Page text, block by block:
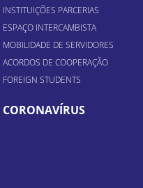
INSTITUIÇÕES PARCERIAS
ESPAÇO INTERCAMBISTA
MOBILIDADE DE SERVIDORES
ACORDOS DE COOPERAÇÃO
FOREIGN STUDENTS
CORONAVÍRUS